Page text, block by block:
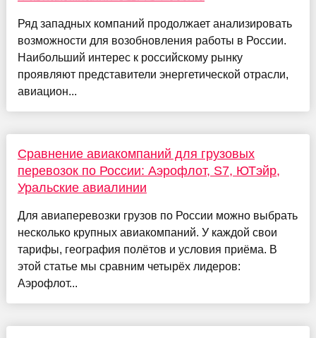
Ряд западных компаний продолжает анализировать
возможности для возобновления работы в России.
Наибольший интерес к российскому рынку
проявляют представители энергетической отрасли,
авиацион...
Сравнение авиакомпаний для грузовых
перевозок по России: Аэрофлот, S7, ЮТэйр,
Уральские авиалинии
Для авиаперевозки грузов по России можно выбрать
несколько крупных авиакомпаний. У каждой свои
тарифы, география полётов и условия приёма. В
этой статье мы сравним четырёх лидеров:
Аэрофлот...